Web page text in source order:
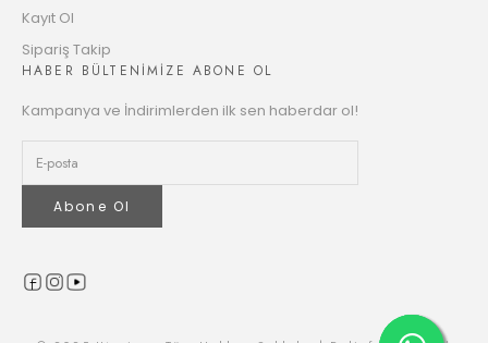
Kayıt Ol
Sipariş Takip
HABER BÜLTENİMİZE ABONE OL
Kampanya ve İndirimlerden ilk sen haberdar ol!
Abone Ol